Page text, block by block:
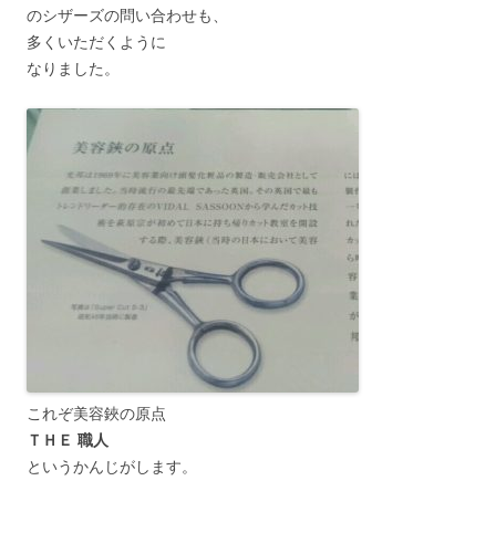
のシザーズの問い合わせも、
多くいただくように
なりました。
これぞ美容鋏の原点
ＴＨＥ 職人
というかんじがします。